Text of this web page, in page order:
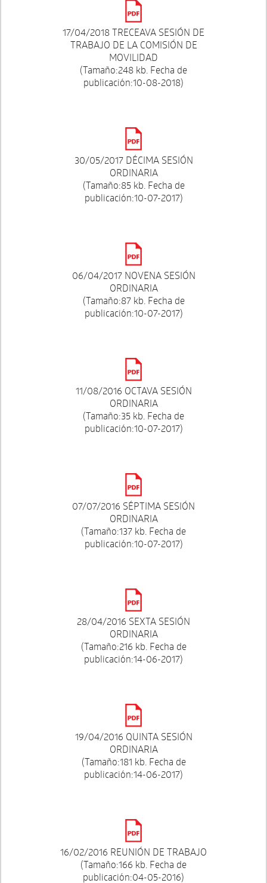
17/04/2018 TRECEAVA SESIÓN DE
TRABAJO DE LA COMISIÓN DE
MOVILIDAD
(Tamaño:248 kb. Fecha de
publicación:10-08-2018)
30/05/2017 DÉCIMA SESIÓN
ORDINARIA
(Tamaño:85 kb. Fecha de
publicación:10-07-2017)
06/04/2017 NOVENA SESIÓN
ORDINARIA
(Tamaño:87 kb. Fecha de
publicación:10-07-2017)
11/08/2016 OCTAVA SESIÓN
ORDINARIA
(Tamaño:35 kb. Fecha de
publicación:10-07-2017)
07/07/2016 SÉPTIMA SESIÓN
ORDINARIA
(Tamaño:137 kb. Fecha de
publicación:10-07-2017)
28/04/2016 SEXTA SESIÓN
ORDINARIA
(Tamaño:216 kb. Fecha de
publicación:14-06-2017)
19/04/2016 QUINTA SESIÓN
ORDINARIA
(Tamaño:181 kb. Fecha de
publicación:14-06-2017)
16/02/2016 REUNIÓN DE TRABAJO
(Tamaño:166 kb. Fecha de
publicación:04-05-2016)